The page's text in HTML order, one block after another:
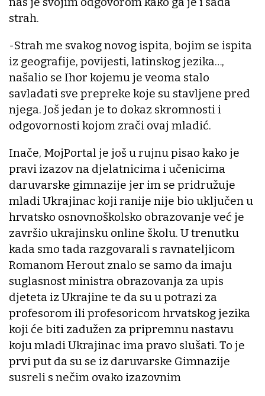
strah.
-Strah me svakog novog ispita, bojim se ispita
iz geografije, povijesti, latinskog jezika…,
našalio se Ihor kojemu je veoma stalo
savladati sve prepreke koje su stavljene pred
njega. Još jedan je to dokaz skromnosti i
odgovornosti kojom zrači ovaj mladić.
Inače, MojPortal je još u rujnu pisao kako je
pravi izazov na djelatnicima i učenicima
daruvarske gimnazije jer im se pridružuje
mladi Ukrajinac koji ranije nije bio uključen u
hrvatsko osnovnoškolsko obrazovanje već je
završio ukrajinsku online školu. U trenutku
kada smo tada razgovarali s ravnateljicom
Romanom Herout znalo se samo da imaju
suglasnost ministra obrazovanja za upis
djeteta iz Ukrajine te da su u potrazi za
profesorom ili profesoricom hrvatskog jezika
koji će biti zadužen za pripremnu nastavu
koju mladi Ukrajinac ima pravo slušati. To je
prvi put da su se iz daruvarske Gimnazije
susreli s nečim ovako izazovnim